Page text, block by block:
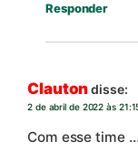
Responder
Clautondisse:
2 de abril de 2022 às
Com esse time